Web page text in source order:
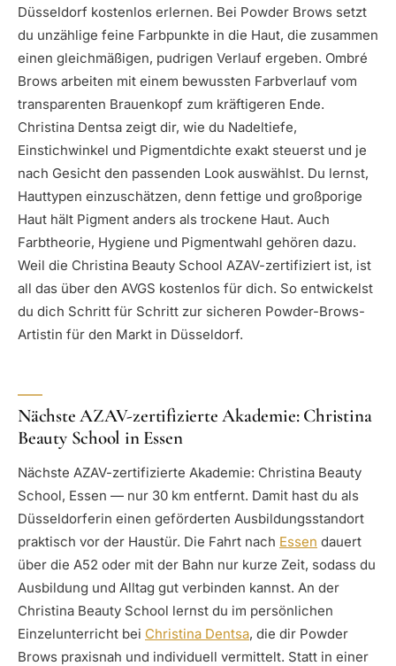
Düsseldorf kostenlos erlernen. Bei Powder Brows setzt
du unzählige feine Farbpunkte in die Haut, die zusammen
einen gleichmäßigen, pudrigen Verlauf ergeben. Ombré
Brows arbeiten mit einem bewussten Farbverlauf vom
transparenten Brauenkopf zum kräftigeren Ende.
Christina Dentsa zeigt dir, wie du Nadeltiefe,
Einstichwinkel und Pigmentdichte exakt steuerst und je
nach Gesicht den passenden Look auswählst. Du lernst,
Hauttypen einzuschätzen, denn fettige und großporige
Haut hält Pigment anders als trockene Haut. Auch
Farbtheorie, Hygiene und Pigmentwahl gehören dazu.
Weil die Christina Beauty School AZAV-zertifiziert ist, ist
all das über den AVGS kostenlos für dich. So entwickelst
du dich Schritt für Schritt zur sicheren Powder-Brows-
Artistin für den Markt in Düsseldorf.
Nächste AZAV-zertifizierte Akademie: Christina
Beauty School in Essen
Nächste AZAV-zertifizierte Akademie: Christina Beauty
School, Essen — nur 30 km entfernt. Damit hast du als
Düsseldorferin einen geförderten Ausbildungsstandort
praktisch vor der Haustür. Die Fahrt nach Essen dauert
über die A52 oder mit der Bahn nur kurze Zeit, sodass du
Ausbildung und Alltag gut verbinden kannst. An der
Christina Beauty School lernst du im persönlichen
Einzelunterricht bei Christina Dentsa, die dir Powder
Brows praxisnah und individuell vermittelt. Statt in einer